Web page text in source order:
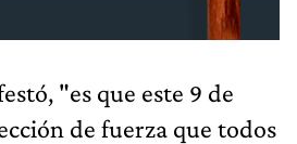
"es que este 9 de
de fuerza que todos